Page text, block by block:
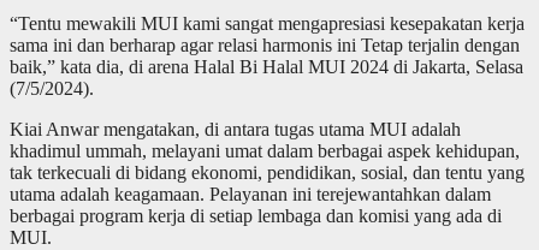
“Tentu mewakili MUI kami sangat mengapresiasi kesepakatan kerja
sama ini dan berharap agar relasi harmonis ini Tetap terjalin dengan
baik,” kata dia, di arena Halal Bi Halal MUI 2024 di Jakarta, Selasa
(7/5/2024).
Kiai Anwar mengatakan, di antara tugas utama MUI adalah
khadimul ummah, melayani umat dalam berbagai aspek kehidupan,
tak terkecuali di bidang ekonomi, pendidikan, sosial, dan tentu yang
utama adalah keagamaan. Pelayanan ini terejewantahkan dalam
berbagai program kerja di setiap lembaga dan komisi yang ada di
MUI.